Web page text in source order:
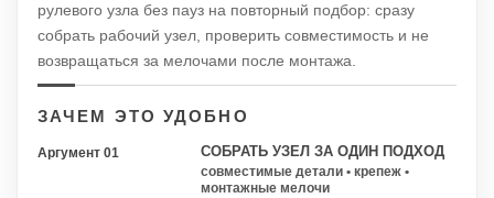
рулевого узла без пауз на повторный подбор: сразу
собрать рабочий узел, проверить совместимость и не
возвращаться за мелочами после монтажа.
ЗАЧЕМ ЭТО УДОБНО
Аргумент 01 СОБРАТЬ УЗЕЛ ЗА ОДИН ПОДХОД
совместимые детали • крепеж •
монтажные мелочи